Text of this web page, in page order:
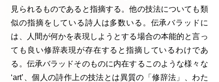
見られるものであると指摘する。他の技法についても類
似の指摘をしている詩人は多数いる。伝承バラッドに
は、人間が何かを表現しようとする場合の本能的と言っ
ても良い修辞表現が存在すると指摘しているわけであ
る。伝承バラッドそのものに内在するこのような様々な
‘art’、個人の詩作上の技法とは異質の「修辞法」、わた